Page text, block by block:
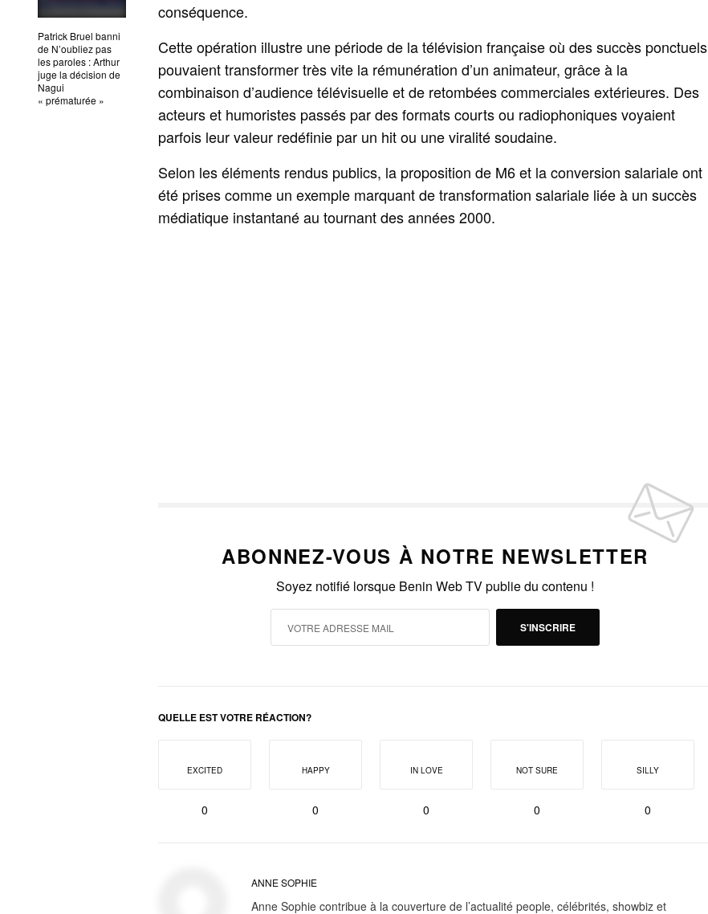
Patrick Bruel banni
de N’oubliez pas
les paroles : Arthur
juge la décision de
Nagui
« prématurée »
conséquence.
Cette opération illustre une période de la télévision française où des succès ponctuels
pouvaient transformer très vite la rémunération d’un animateur, grâce à la
combinaison d’audience télévisuelle et de retombées commerciales extérieures. Des
acteurs et humoristes passés par des formats courts ou radiophoniques voyaient
parfois leur valeur redéfinie par un hit ou une viralité soudaine.
Selon les éléments rendus publics, la proposition de M6 et la conversion salariale ont
été prises comme un exemple marquant de transformation salariale liée à un succès
médiatique instantané au tournant des années 2000.
ABONNEZ-VOUS À NOTRE NEWSLETTER
Soyez notifié lorsque Benin Web TV publie du contenu !
S'INSCRIRE
QUELLE EST VOTRE RÉACTION?
EXCITED
0
HAPPY
0
IN LOVE
0
NOT SURE
0
SILLY
0
ANNE SOPHIE
Anne Sophie contribue à la couverture de l’actualité people, célébrités, showbiz et